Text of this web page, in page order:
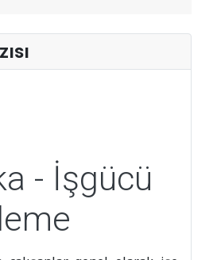
çalışanlar genel olarak işe
bir eğitimden geçirilir ve